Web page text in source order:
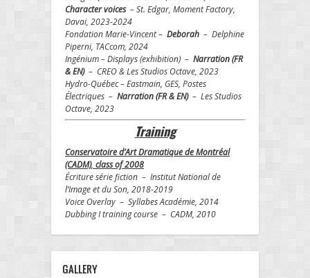
Character voices – St. Edgar, Moment Factory,
Davai, 2023-2024
Fondation Marie-Vincent – Deborah – Delphine
Piperni, TACcom, 2024
Ingénium – Displays (exhibition) – Narration (FR
& EN)– CREO & Les Studios Octave, 2023
Hydro-Québec – Eastmain, GES, Postes
Électriques – Narration (FR & EN) – Les Studios
Octave, 2023
Training
Conservatoire d’Art Dramatique de Montréal
(CADM), class of 2008
Écriture série fiction – Institut National de
l’Image et du Son, 2018-2019
Voice Overlay – Syllabes Académie, 2014
Dubbing I training course – CADM, 2010
GALLERY